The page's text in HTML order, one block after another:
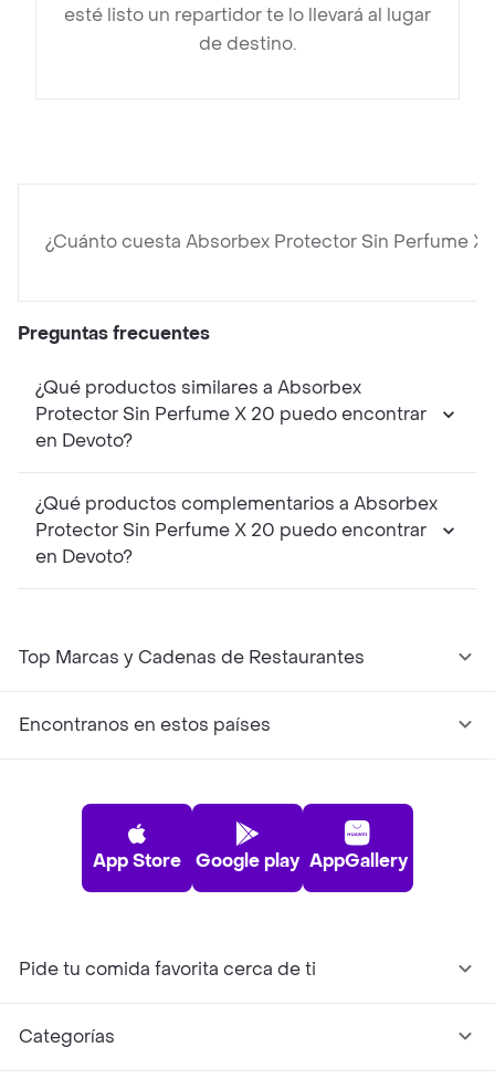
esté listo un repartidor te lo llevará al lugar
de destino.
¿Cuánto cuesta Absorbex Protector Sin Perfume X
Preguntas frecuentes
¿Qué productos similares a Absorbex
Protector Sin Perfume X 20 puedo encontrar
en Devoto?
¿Qué productos complementarios a Absorbex
Protector Sin Perfume X 20 puedo encontrar
en Devoto?
Top Marcas y Cadenas de Restaurantes
Encontranos en estos países
App Store Google play AppGallery
Pide tu comida favorita cerca de ti
Categorías